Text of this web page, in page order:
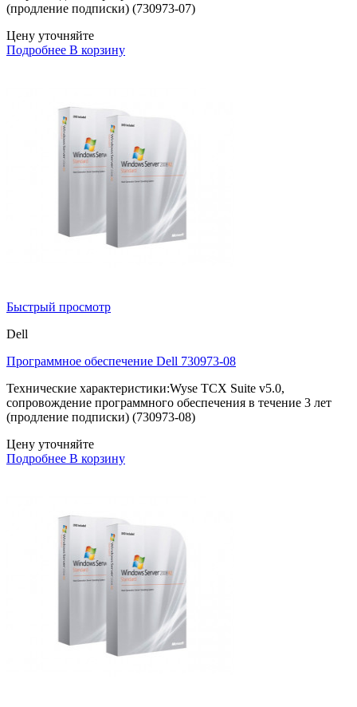
(продление подписки) (730973-07)
Цену уточняйте
Подробнее В корзину
Быстрый просмотр
Dell
Программное обеспечение Dell 730973-08
Технические характеристики:Wyse TCX Suite v5.0,
сопровождение программного обеспечения в течение 3 лет
(продление подписки) (730973-08)
Цену уточняйте
Подробнее В корзину